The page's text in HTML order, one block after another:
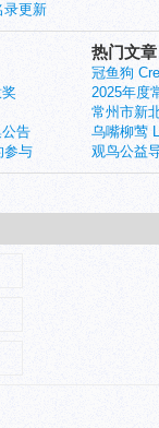
录更新
热门文章
冠鱼狗
2025年度
常州市新
乌嘴柳莺
观鸟公益
告
参与